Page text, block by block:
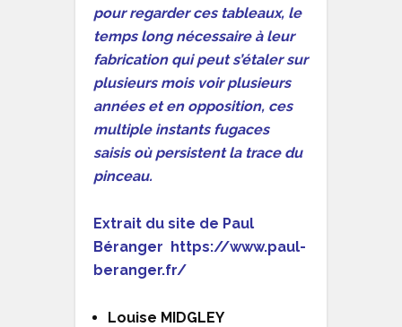
pour regarder ces tableaux, le
temps long nécessaire à leur
fabrication qui peut s’étaler sur
plusieurs mois voir plusieurs
années et en opposition, ces
multiple instants fugaces
saisis où persistent la trace du
pinceau.
Extrait du site de Paul
Béranger https://www.paul-
beranger.fr/
Louise MIDGLEY